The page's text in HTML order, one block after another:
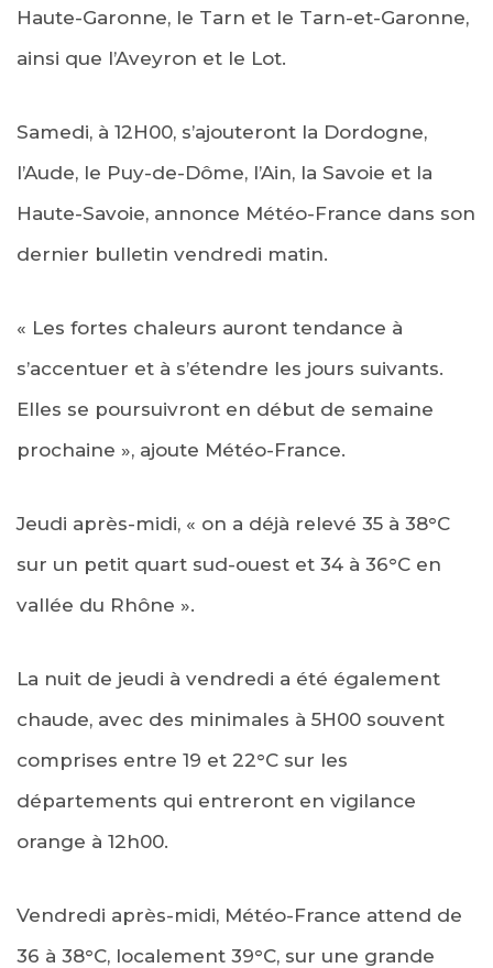
Haute-Garonne, le Tarn et le Tarn-et-Garonne,
ainsi que l’Aveyron et le Lot.
Samedi, à 12H00, s’ajouteront la Dordogne,
l’Aude, le Puy-de-Dôme, l’Ain, la Savoie et la
Haute-Savoie, annonce Météo-France dans son
dernier bulletin vendredi matin.
« Les fortes chaleurs auront tendance à
s’accentuer et à s’étendre les jours suivants.
Elles se poursuivront en début de semaine
prochaine », ajoute Météo-France.
Jeudi après-midi, « on a déjà relevé 35 à 38°C
sur un petit quart sud-ouest et 34 à 36°C en
vallée du Rhône ».
La nuit de jeudi à vendredi a été également
chaude, avec des minimales à 5H00 souvent
comprises entre 19 et 22°C sur les
départements qui entreront en vigilance
orange à 12h00.
Vendredi après-midi, Météo-France attend de
36 à 38°C, localement 39°C, sur une grande